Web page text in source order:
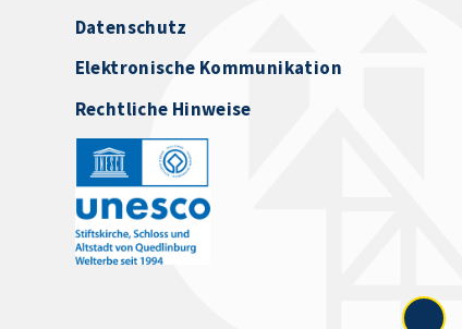
Datenschutz
Elektronische Kommunikation
Rechtliche Hinweise